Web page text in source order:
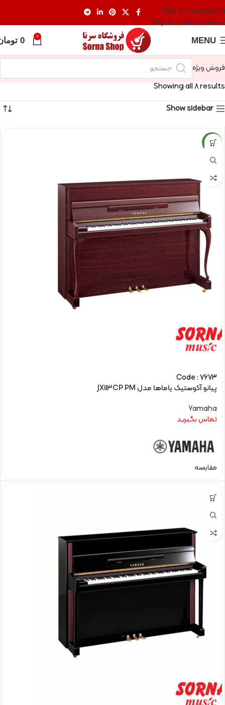
Skip to navigation
Skip to main content
MENU
0
0
فروش ویژه
Showing all 8 results
Show sidebar
NEW
Code : 7673
پیانو آکوستیک یاماها مدل JX113CP PM
Yamaha
تماس بگیرید
مقایسه